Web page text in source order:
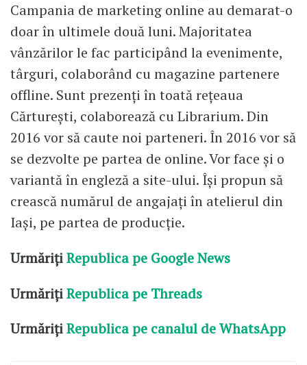
Campania de marketing online au demarat-o
doar în ultimele două luni. Majoritatea
vânzărilor le fac participând la evenimente,
târguri, colaborând cu magazine partenere
offline. Sunt prezenți în toată rețeaua
Cărturești, colaborează cu Librarium. Din
2016 vor să caute noi parteneri. În 2016 vor să
se dezvolte pe partea de online. Vor face și o
variantă în engleză a site-ului. Își propun să
crească numărul de angajați în atelierul din
Iași, pe partea de producție.
UrmărițiRepublica pe Google News
UrmărițiRepublica pe Threads
UrmărițiRepublica pe canalul de WhatsApp